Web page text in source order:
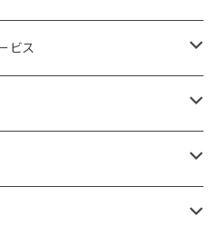
ビス